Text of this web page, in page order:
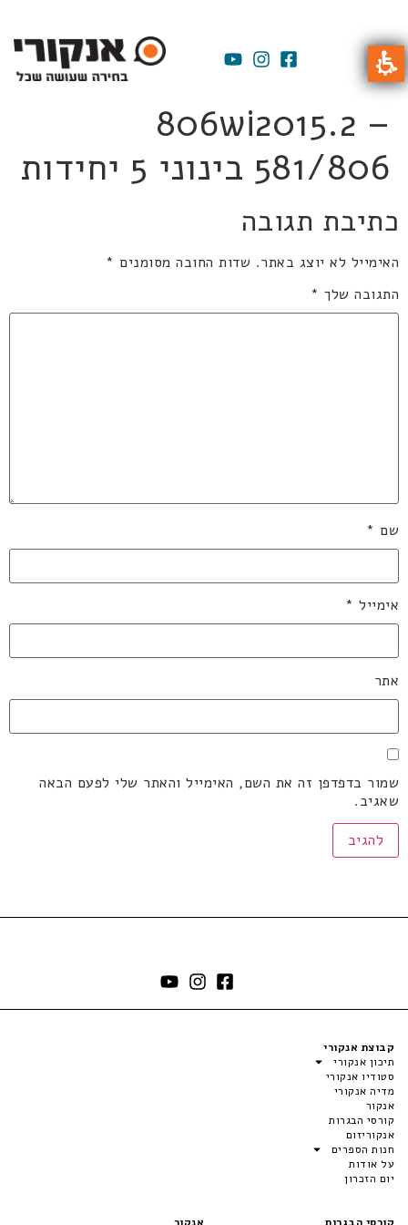
806wi2015.2 –
581/806 בינוני 5 יחידות
כתיבת תגובה
האימייל לא יוצג באתר. שדות החובה מסומנים *
התגובה שלך *
שם *
אימייל *
אתר
שמור בדפדפן זה את השם, האימייל והאתר שלי לפעם הבאה
שאגיב.
קבוצת אנקורי
תיכון אנקורי
סטודיו אנקורי
מדיה אנקורי
אנקור
קורסי הבגרות
אנקוריזום
חנות הספרים
על אודות
יום הזכרון